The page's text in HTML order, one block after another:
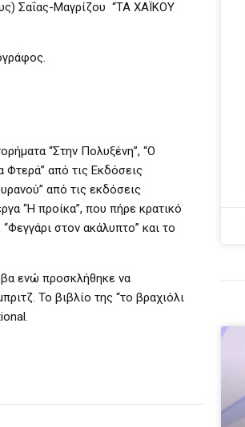
Σαΐας-Μαγρίζου “ΤΑ ΧΑΪΚΟΥ
“Στην Πολυξένη”, “Ο
Φτερά” από τις Εκδόσεις
από τις εκδόσεις
“Η προίκα”, που πήρε κρατικό
στον ακάλυπτο” και το
ενώ προσκλήθηκε να
Το βιβλίο της “το βραχιόλι